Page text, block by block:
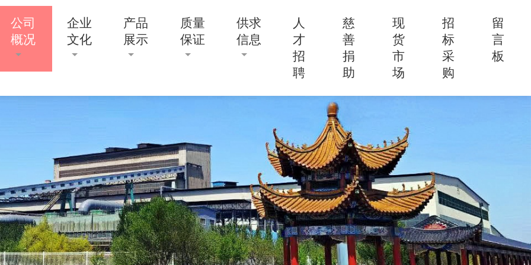
公司
概况
企业
文化
产品
展示
质量
保证
供求
信息
人
才
招
聘
慈
善
捐
助
现
货
市
场
招
标
采
购
留
言
板